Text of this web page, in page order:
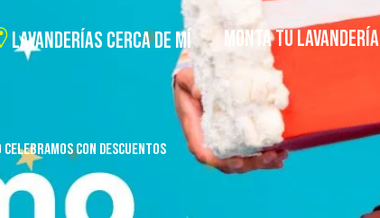
LAVANDERÍAS CERCA DE MÍ MONTA TU LAVANDERÍA
CON DESCUENTOS